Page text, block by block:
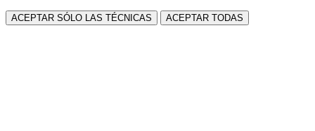
ACEPTAR SÓLO LAS TÉCNICAS ACEPTAR TODAS